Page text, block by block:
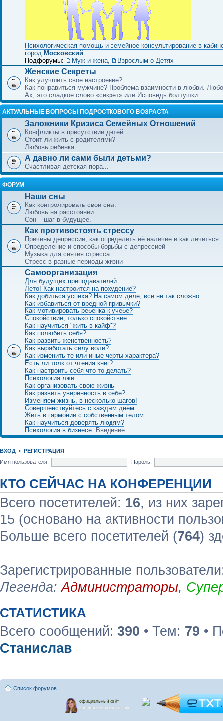
Психологическая помощь и семейное консультирование в
город Московский
Подфорумы:
Муж и жена, Взрослым о Детях
Женские Секреты
Как улучшить свое настроение?
Как понравиться мужчине? Проблема взаимности в любви.
Ах, это сладкое слово «секрет» или Исповедь болтушки.
АКТУАЛЬНЫЕ ВОПРОСЫ ПОДРОСТКОВОГО ВОЗРАСТА
Заложники Кризиса Семейных Отношений
Конфликты в присутствии детей.
Стоит ли жить с родителями?
Любовь ребенка
А давно ли сами были детьми?
Счастливая детская пора...
ФОРУМ
Наши сны
Как контролировать свои сны.
Любовь на расстоянии.
Сон – шаг в будущее.
Как противостоять стрессу
Причины депрессии, как определить её наличие и как лечиться.
Определение и способы борьбы с депрессией
Музыка для снятия стресса
Стресс в разные периоды жизни
Самоорганизация
Для будущих преподавателей
Лето! Как настроится на похудение?
Как добиться успеха? На самом деле, все не так сложно
Как избавиться от вредной привычки?
Как мотивировать ребенка к учебе?
Спокойствие, только спокойствие...
Как научиться "жить в кайф"?
Как полюбить себя?
Как развить женственность?
Как выработать силу воли?
Как изменить те или иные черты характера?
Есть ли толк от чтения книг?
Как настроить себя что-то делать?
Психология лжи
Как организовать свою жизнь
Как развить уверенность в себе?
Изменяем жизнь, в несколько шагов!
Совершенствуйтесь с каждым днём
Жить в гармонии с собственным телом
Как научиться доверять людям?
Психология в бизнесе. Введение.
ВХОД • РЕГИСТРАЦИЯ
Имя пользователя:
Пароль:
КТО СЕЙЧАС НА КОНФЕРЕНЦИИ
Всего посетителей: 16, из них
15 (основано на активности
Больше всего посетителей (764)
Зарегистрированные
Легенда:Администраторы,
СТАТИСТИКА
Всего сообщений: 390 • Тем: 79 •
Станислав
Список форумов